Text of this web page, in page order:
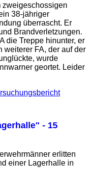
zweigeschossigen
38-jähriger
überrascht. Er
Brandverletzungen.
die Treppe hinunter, er
weiterer FA, der auf der
wurde
geortet. Leider
- 15
erlitten
einer Lagerhalle in